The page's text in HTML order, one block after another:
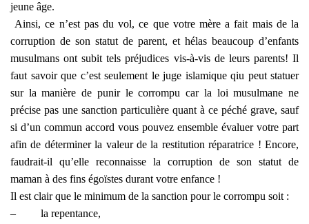
jeune âge.
Ainsi, ce n’est pas du vol, ce que votre mère a fait mais de la
corruption de son statut de parent, et hélas beaucoup d’enfants
musulmans ont subit tels préjudices vis-à-vis de leurs parents! Il
faut savoir que c’est seulement le juge islamique qiu peut statuer
sur la manière de punir le corrompu car la loi musulmane ne
précise pas une sanction particulière quant à ce péché grave, sauf
si d’un commun accord vous pouvez ensemble évaluer votre part
afin de déterminer la valeur de la restitution réparatrice ! Encore,
faudrait-il qu’elle reconnaisse la corruption de son statut de
maman à des fins égoïstes durant votre enfance !
Il est clair que le minimum de la sanction pour le corrompu soit :
–
la repentance,